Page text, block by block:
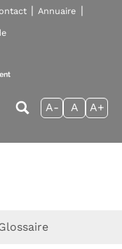
Annuaire
A- A A+